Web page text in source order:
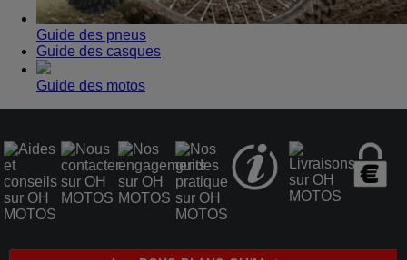
Guide des pneus
Guide des casques
Guide des motos